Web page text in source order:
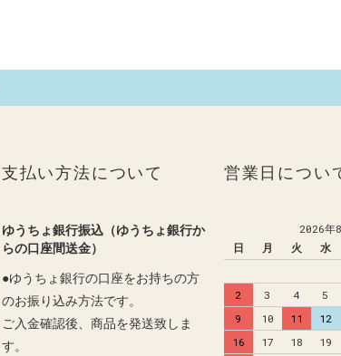
支払い方法について
ゆうちょ銀行振込（ゆうちょ銀行か
らの口座間送金）
●ゆうちょ銀行の口座をお持ちの方
のお振り込み方法です。
ご入金確認後、商品を発送致しま
す。
営業日につい
2026年
日
月 火 水
2
3 4 5
9
10 11 12
16
17 18 19